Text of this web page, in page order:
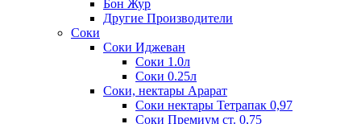
Бон Жур
Другие Производители
Соки
Соки Иджеван
Соки 1.0л
Соки 0.25л
Соки, нектары Арарат
Соки нектары Тетрапак 0,97
Соки Премиум ст. 0,75